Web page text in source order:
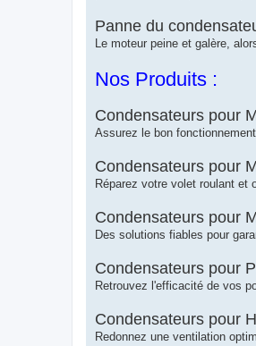
Panne du
Le moteur peine et galère,
Nos Produits :
Condensateurs pour
Assurez le bon
Condensateurs pour
Réparez votre volet roulant et
Condensateurs pour
Des solutions fiables pour
Condensateurs pour
Retrouvez l'efficacité de vos
Condensateurs pour
Redonnez une ventilation